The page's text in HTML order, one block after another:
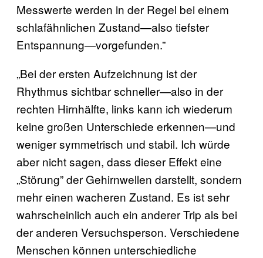
Messwerte werden in der Regel bei einem
schlafähnlichen Zustand—also tiefster
Entspannung—vorgefunden.”
„Bei der ersten Aufzeichnung ist der
Rhythmus sichtbar schneller—also in der
rechten Hirnhälfte, links kann ich wiederum
keine großen Unterschiede erkennen—und
weniger symmetrisch und stabil. Ich würde
aber nicht sagen, dass dieser Effekt eine
„Störung” der Gehirnwellen darstellt, sondern
mehr einen wacheren Zustand. Es ist sehr
wahrscheinlich auch ein anderer Trip als bei
der anderen Versuchsperson. Verschiedene
Menschen können unterschiedliche